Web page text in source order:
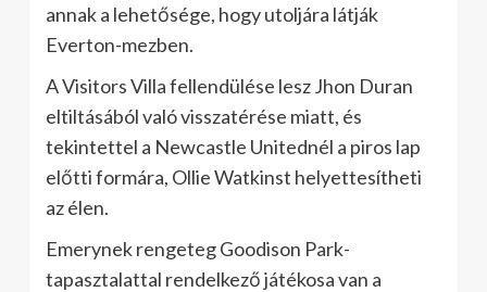
annak a lehetősége, hogy utoljára látják
Everton-mezben.
A Visitors Villa fellendülése lesz Jhon Duran
eltiltásából való visszatérése miatt, és
tekintettel a Newcastle Unitednél a piros lap
előtti formára, Ollie Watkinst helyettesítheti
az élen.
Emerynek rengeteg Goodison Park-
tapasztalattal rendelkező játékosa van a